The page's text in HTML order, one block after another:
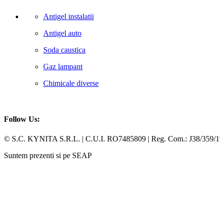
Antigel instalatii
Antigel auto
Soda caustica
Gaz lampant
Chimicale diverse
Follow Us:
Facebook
Whatsapp
© S.C. KYNITA S.R.L. | C.U.I. RO7485809 | Reg. Com.: J38/359/
Suntem prezenti si pe SEAP